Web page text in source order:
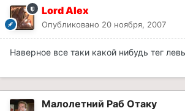
Lord Alex
Опубликовано 20 ноября, 2007
Наверное все таки какой нибудь тег
Малолетний Раб Отаку